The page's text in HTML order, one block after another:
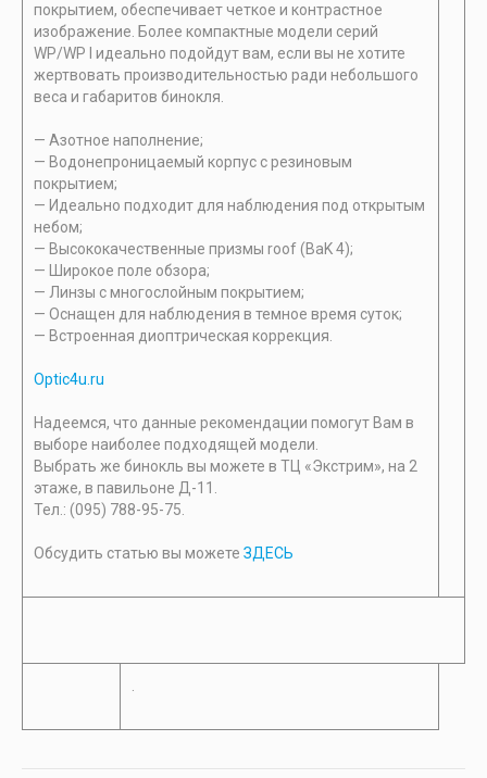
покрытием, обеспечивает четкое и контрастное
изображение. Более компактные модели серий
WP/WP I идеально подойдут вам, если вы не хотите
жертвовать производительностью ради небольшого
веса и габаритов бинокля.
— Азотное наполнение;
— Водонепроницаемый корпус с резиновым
покрытием;
— Идеально подходит для наблюдения под открытым
небом;
— Высококачественные призмы roof (BaK 4);
— Широкое поле обзора;
— Линзы с многослойным покрытием;
— Оснащен для наблюдения в темное время суток;
— Встроенная диоптрическая коррекция.
Optic4u.ru
Надеемся, что данные рекомендации помогут Вам в
выборе наиболее подходящей модели.
Выбрать же бинокль вы можете в ТЦ «Экстрим», на 2
этаже, в павильоне Д-11.
Тел.: (095) 788-95-75.
Обсудить статью вы можете ЗДЕСЬ